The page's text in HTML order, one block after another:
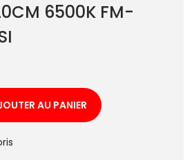
6500K FM-
AU PANIER